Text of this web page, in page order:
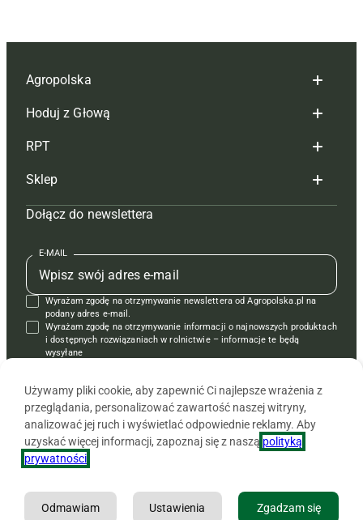
Agropolska
Redakcja
Reklama
Tagi
Mapa serwisu
Kontakt
Regulamin
Polityka prywatności
Hoduj z Głową
Hoduj z głową bydło
Hoduj z głową świnie
Prenumerata
Redakcja
Kontakt
Reklama
RPT
Redakcja
Prenumerata
Reklama
Kontakt
Krzyżówki
Sklep
Czasopisma i prenumerata
Książki
Regulamin
Dołącz do newslettera
E-MAIL
Wyrażam zgodę na otrzymywanie newslettera od Agropolska.pl na
podany adres e-mail.
Wyrażam zgodę na otrzymywanie informacji o najnowszych produktach
i dostępnych rozwiązaniach w rolnictwie – informacje te będą
wysyłane
Copyright © 2026 Agencja Promocji Rolnictwa i Agrobiznesu APRA
Używamy pliki cookie, aby zapewnić Ci najlepsze wrażenia z
przeglądania, personalizować zawartość naszej witryny,
analizować jej ruch i wyświetlać odpowiednie reklamy. Aby
uzyskać więcej informacji, zapoznaj się z naszą polityką
prywatności
Zgadzam się
Ustawienia
Odmawiam